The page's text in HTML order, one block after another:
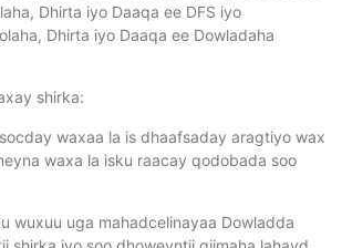
Dhirta iyo Daaqa ee DFS iyo
Dhirta iyo Daaqa ee Dowladaha
shirka:
waxaa la is dhaafsaday aragtiyo wax
waxa la isku raacay qodobada soo
wuxuu uga mahadcelinayaa Dowladda